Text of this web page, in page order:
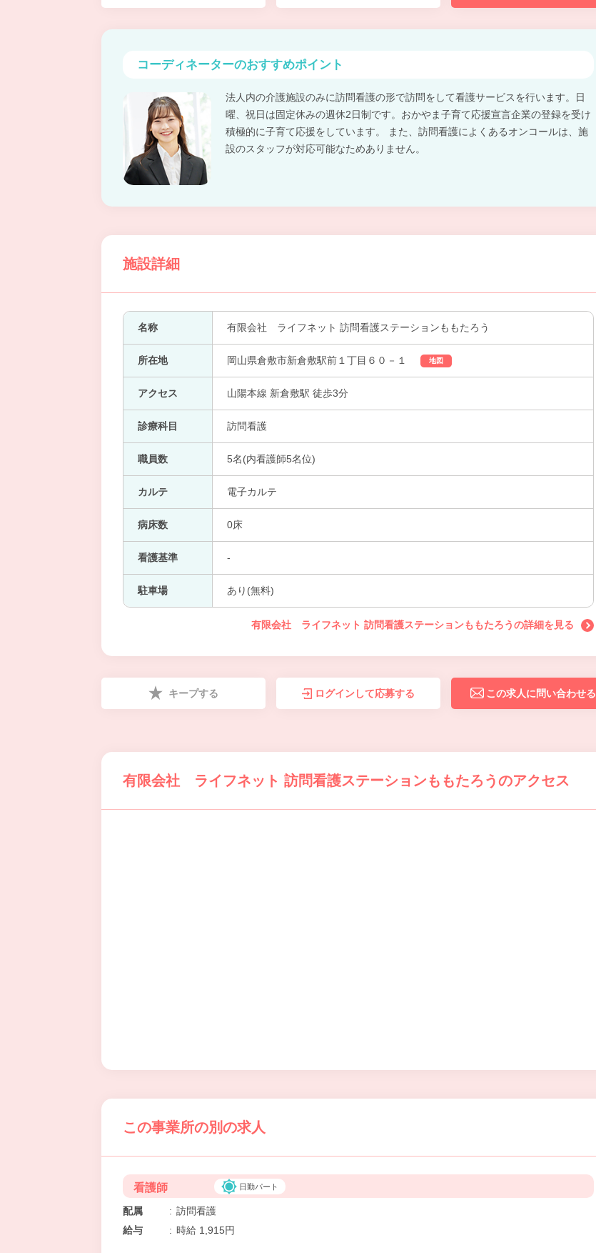
コーディネーターのおすすめポイント
法人内の介護施設のみに訪問看護の形で訪問をして看護サービスを行います。日
曜、祝日は固定休みの週休2日制です。おかやま子育て応援宣言企業の登録を受け
積極的に子育て応援をしています。 また、訪問看護によくあるオンコールは、施
設のスタッフが対応可能なためありません。
施設詳細
名称 有限会社 ライフネット 訪問看護ステーションももたろう
所在地 岡山県倉敷市新倉敷駅前１丁目６０－１ 地図
アクセス 山陽本線 新倉敷駅 徒歩3分
診療科目 訪問看護
職員数 5名(内看護師5名位)
カルテ 電子カルテ
病床数 0床
看護基準 -
駐車場 あり(無料)
有限会社 ライフネット 訪問看護ステーションももたろうの詳細を見る
キープする ログインして応募する この求人に問い合わせる
有限会社 ライフネット 訪問看護ステーションももたろうのアクセス
この事業所の別の求人
看護師 日勤パート
配属 : 訪問看護
給与
: 時給 1,915円